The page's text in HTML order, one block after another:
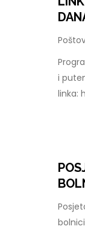
i
linka: